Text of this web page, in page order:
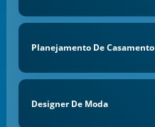
Planejamento De Casamento
Designer De Moda